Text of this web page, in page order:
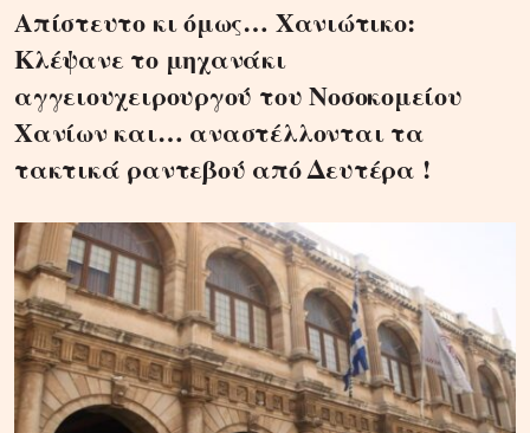
Απίστευτο κι όμως… Χανιώτικο:
Κλέψανε το μηχανάκι
αγγειουχειρουργού του Νοσοκομείου
Χανίων και… αναστέλλονται τα
τακτικά ραντεβού από Δευτέρα !